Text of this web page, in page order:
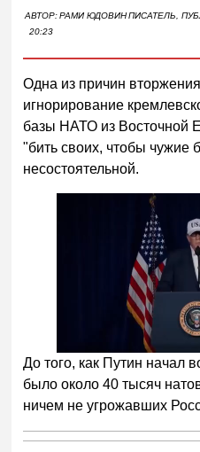
АВТОР:РАМИ ЮДОВИНПИСАТЕЛЬ,
20:23
Одна из причин
игнорирование
базы НАТО из Восточной
"бить своих, чтобы чужие
несостоятельной.
Следующее видео через
5
До того, как Путин начал
было около 40 тысяч
ничем не угрожавших